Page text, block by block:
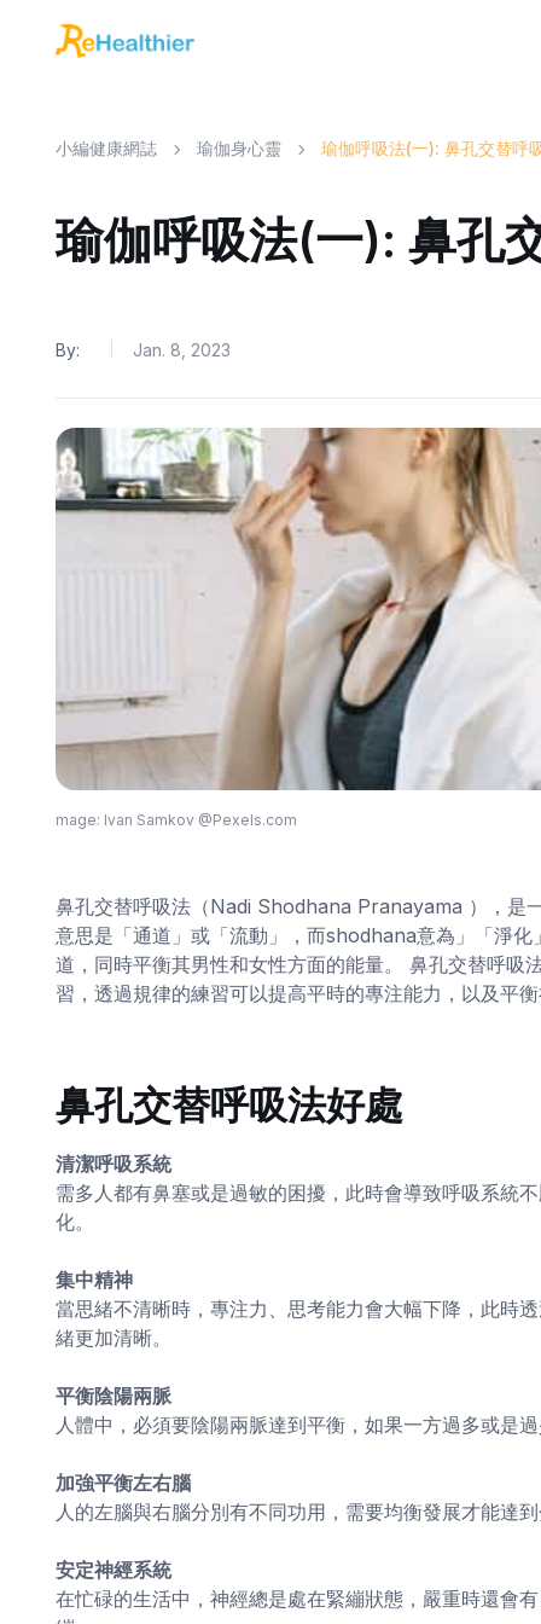
小編健康網誌 瑜伽身心靈 瑜伽呼吸法(一): 鼻孔交替呼
瑜伽呼吸法(一): 鼻孔
By: Jan. 8, 2023
mage: Ivan Samkov @Pexels.com
鼻孔交替呼吸法（Nadi Shodhana Pranayama ），是
意思是「通道」或「流動」，而shodhana意為」「淨
道，同時平衡其男性和女性方面的能量。 鼻孔交替呼吸
習，透過規律的練習可以提高平時的專注能力，以及平
鼻孔交替呼吸法好處
清潔呼吸系統
需多人都有鼻塞或是過敏的困擾，此時會導致呼吸系統
化。
集中精神
當思緒不清晰時，專注力、思考能力會大幅下降，此時
緒更加清晰。
平衡陰陽兩脈
人體中，必須要陰陽兩脈達到平衡，如果一方過多或是
加強平衡左右腦
人的左腦與右腦分別有不同功用，需要均衡發展才能達
安定神經系統
在忙碌的生活中，神經總是處在緊繃狀態，嚴重時還會